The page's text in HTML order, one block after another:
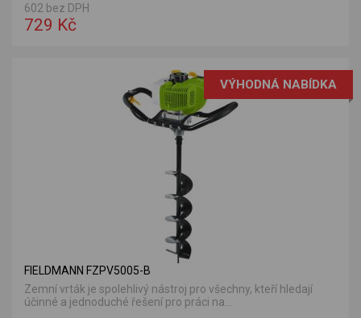
602 bez DPH
729 Kč
VÝHODNÁ NABÍDKA
FIELDMANN FZPV5005-B
Zemní vrták je spolehlivý nástroj pro všechny, kteří hledají
účinné a jednoduché řešení pro práci na...